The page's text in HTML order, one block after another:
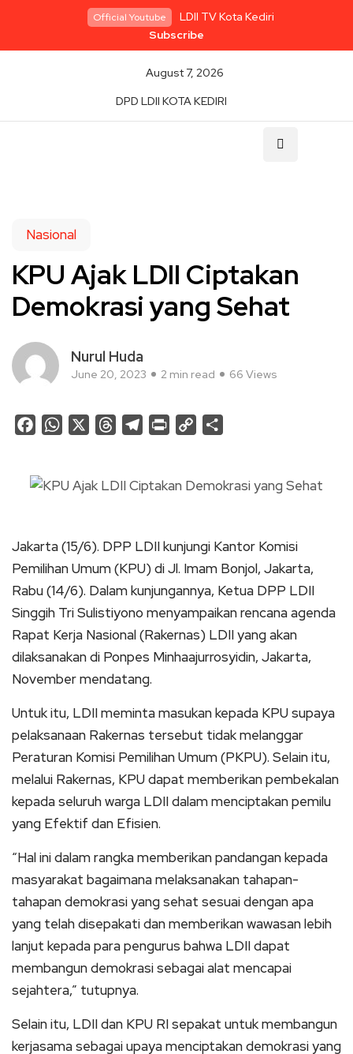
Official Youtube
LDII TV Kota Kediri
Subscribe
August 7, 2026
DPD LDII KOTA KEDIRI
Nasional
KPU Ajak LDII Ciptakan
Demokrasi yang Sehat
Nurul Huda
June 20, 2023 2 min read 66 Views
FacebookWhatsApp ThreadsTelegram
Print
Copy
Jakarta (15/6). DPP LDII kunjungi Kantor Komisi
Pemilihan Umum (KPU) di Jl. Imam Bonjol, Jakarta,
Rabu (14/6). Dalam kunjungannya, Ketua DPP LDII
Singgih Tri Sulistiyono menyampaikan rencana agenda
Rapat Kerja Nasional (Rakernas) LDII yang akan
dilaksanakan di Ponpes Minhaajurrosyidin, Jakarta,
November mendatang.
Untuk itu, LDII meminta masukan kepada KPU supaya
pelaksanaan Rakernas tersebut tidak melanggar
Peraturan Komisi Pemilihan Umum (PKPU). Selain itu,
melalui Rakernas, KPU dapat memberikan pembekalan
kepada seluruh warga LDII dalam menciptakan pemilu
yang Efektif dan Efisien.
“Hal ini dalam rangka memberikan pandangan kepada
masyarakat bagaimana melaksanakan tahapan-
tahapan demokrasi yang sehat sesuai dengan apa
yang telah disepakati dan memberikan wawasan lebih
lanjut kepada para pengurus bahwa LDII dapat
membangun demokrasi sebagai alat mencapai
sejahtera,” tutupnya.
Selain itu, LDII dan KPU RI sepakat untuk membangun
kerjasama sebagai upaya menciptakan demokrasi yang